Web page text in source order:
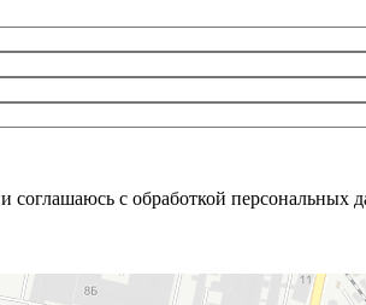
и соглашаюсь с обработкой персональных